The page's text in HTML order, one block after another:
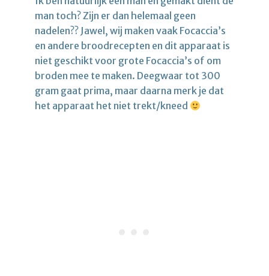
man toch? Zijn er dan helemaal geen
nadelen?? Jawel, wij maken vaak Focaccia’s
en andere broodrecepten en dit apparaat is
niet geschikt voor grote Focaccia’s of om
broden mee te maken. Deegwaar tot 300
gram gaat prima, maar daarna merk je dat
het apparaat het niet trekt/kneed